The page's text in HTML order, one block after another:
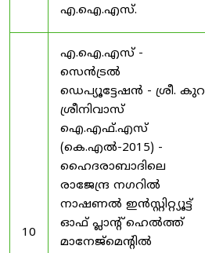
എ.ഐ.എസ്.
10
എ.ഐ.എസ് -
സെൻട്രൽ
ഡെപ്യൂട്ടേഷൻ - ശ്രീ. കുറ
ശ്രീനിവാസ്
ഐ.എഫ്.എസ്
(കെ.എൽ-2015) -
ഹൈദരാബാദിലെ
രാജേന്ദ്ര നഗറിൽ
നാഷണൽ ഇൻസ്റ്റിറ്റ്യൂട്ട്
ഓഫ് പ്ലാന്റ് ഹെൽത്ത്
മാനേജ്‌മെന്റിൽ